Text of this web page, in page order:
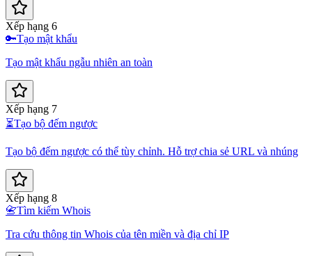
Xếp hạng 6
🔑Tạo mật khẩu
Tạo mật khẩu ngẫu nhiên an toàn
Xếp hạng 7
⏳Tạo bộ đếm ngược
Tạo bộ đếm ngược có thể tùy chỉnh. Hỗ trợ chia sẻ URL và nhúng
Xếp hạng 8
📇Tìm kiếm Whois
Tra cứu thông tin Whois của tên miền và địa chỉ IP